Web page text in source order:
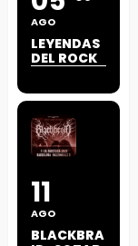
AGO
LEYENDAS
DEL ROCK
11
AGO
BLACKBRA